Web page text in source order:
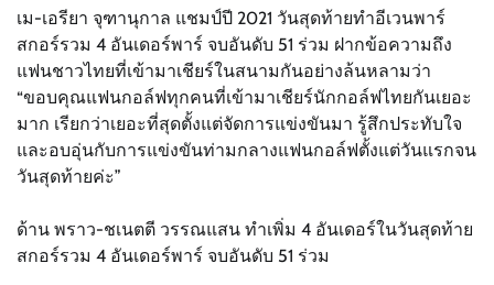
เม-เอรียา จุฑานุกาล แชมป์ปี 2021 วันสุดท้ายทำอีเวนพาร์
สกอร์รวม 4 อันเดอร์พาร์ จบอันดับ 51 ร่วม ฝากข้อความถึง
แฟนชาวไทยที่เข้ามาเชียร์ในสนามกันอย่างล้นหลามว่า
“ขอบคุณแฟนกอล์ฟทุกคนที่เข้ามาเชียร์นักกอล์ฟไทยกันเยอะ
มาก เรียกว่าเยอะที่สุดตั้งแต่จัดการแข่งขันมา รู้สึกประทับใจ
และอบอุ่นกับการแข่งขันท่ามกลางแฟนกอล์ฟตั้งแต่วันแรกจน
วันสุดท้ายค่ะ”
ด้าน พราว-ชเนตตี วรรณแสน ทำเพิ่ม 4 อันเดอร์ในวันสุดท้าย
สกอร์รวม 4 อันเดอร์พาร์ จบอันดับ 51 ร่วม